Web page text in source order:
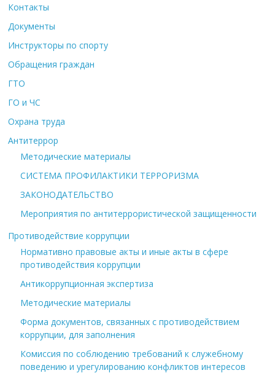
Контакты
Документы
Инструкторы по спорту
Обращения граждан
ГТО
ГО и ЧС
Охрана труда
Антитеррор
Методические материалы
СИСТЕМА ПРОФИЛАКТИКИ ТЕРРОРИЗМА
ЗАКОНОДАТЕЛЬСТВО
Мероприятия по антитеррористической защищенности
Противодействие коррупции
Нормативно правовые акты и иные акты в сфере
противодействия коррупции
Антикоррупционная экспертиза
Методические материалы
Форма документов, связанных с противодействием
коррупции, для заполнения
Комиссия по соблюдению требований к служебному
поведению и урегулированию конфликтов интересов